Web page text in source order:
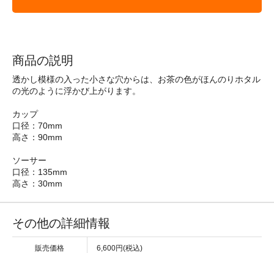
商品の説明
透かし模様の入った小さな穴からは、お茶の色がほんのりホタル
の光のように浮かび上がります。
カップ
口径：70mm
高さ：90mm
ソーサー
口径：135mm
高さ：30mm
その他の詳細情報
販売価格 6,600円(税込)